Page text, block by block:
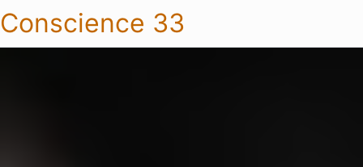
Conscience 33